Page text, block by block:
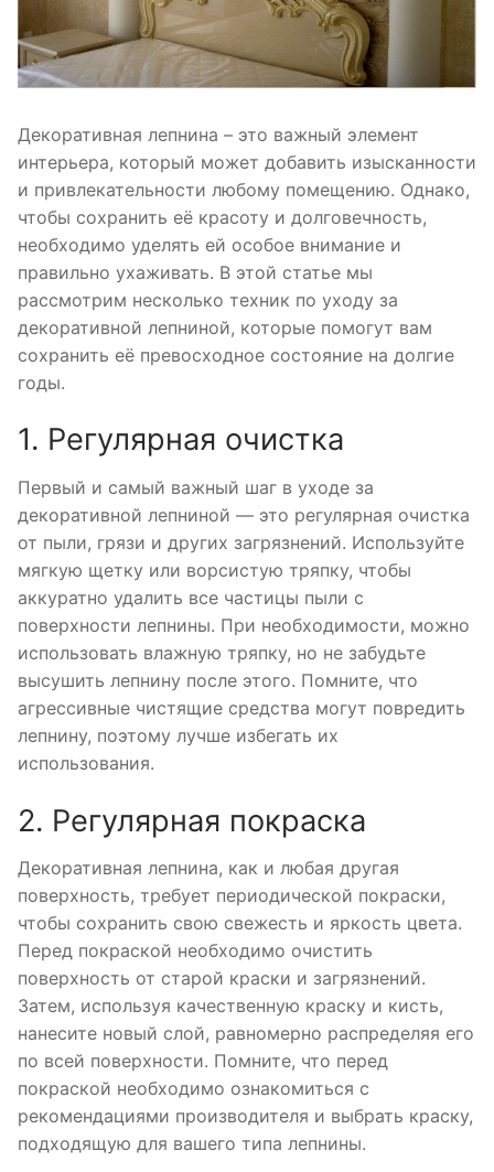
Декоративная лепнина – это важный элемент
интерьера, который может добавить изысканности
и привлекательности любому помещению. Однако,
чтобы сохранить её красоту и долговечность,
необходимо уделять ей особое внимание и
правильно ухаживать. В этой статье мы
рассмотрим несколько техник по уходу за
декоративной лепниной, которые помогут вам
сохранить её превосходное состояние на долгие
годы.
1. Регулярная очистка
Первый и самый важный шаг в уходе за
декоративной лепниной — это регулярная очистка
от пыли, грязи и других загрязнений. Используйте
мягкую щетку или ворсистую тряпку, чтобы
аккуратно удалить все частицы пыли с
поверхности лепнины. При необходимости, можно
использовать влажную тряпку, но не забудьте
высушить лепнину после этого. Помните, что
агрессивные чистящие средства могут повредить
лепнину, поэтому лучше избегать их
использования.
2. Регулярная покраска
Декоративная лепнина, как и любая другая
поверхность, требует периодической покраски,
чтобы сохранить свою свежесть и яркость цвета.
Перед покраской необходимо очистить
поверхность от старой краски и загрязнений.
Затем, используя качественную краску и кисть,
нанесите новый слой, равномерно распределяя его
по всей поверхности. Помните, что перед
покраской необходимо ознакомиться с
рекомендациями производителя и выбрать краску,
подходящую для вашего типа лепнины.